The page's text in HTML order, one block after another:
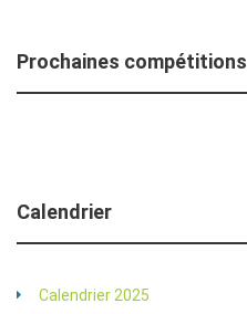
Prochaines compétitions
Calendrier
Calendrier 2025